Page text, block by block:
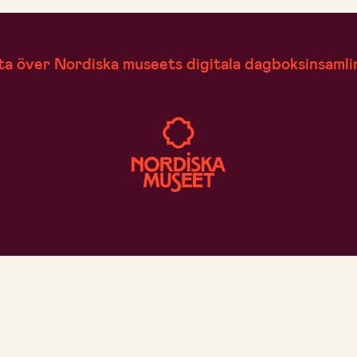
över Nordiska museets digitala